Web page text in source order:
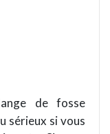
de fosse
sérieux si vous